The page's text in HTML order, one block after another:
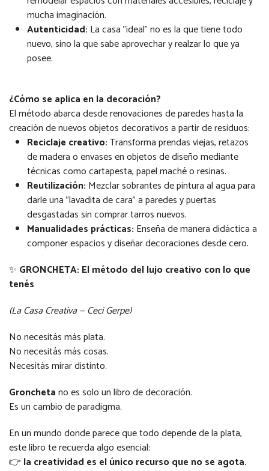
mucha imaginación.
Autenticidad: La casa "ideal" no es la que tiene todo
nuevo, sino la que sabe aprovechar y realzar lo que ya
posee.
¿Cómo se aplica en la decoración?
El método abarca desde renovaciones de paredes hasta la
creación de nuevos objetos decorativos a partir de residuos:
Reciclaje creativo:Transforma prendas viejas, retazos
de madera o envases en objetos de diseño mediante
técnicas como cartapesta, papel maché o resinas.
Reutilización: Mezclar sobrantes de pintura al agua para
darle una "lavadita de cara" a paredes y puertas
desgastadas sin comprar tarros nuevos.
Manualidades prácticas: Enseña de manera didáctica a
componer espacios y diseñar decoraciones desde cero.
✨ GRONCHETA: El método del lujo creativo con lo que
tenés
(La Casa Creativa — Ceci Gerpe)
No necesitás más plata.
No necesitás más cosas.
Necesitás mirar distinto.
Gronchetano es solo un libro de decoración.
Es un cambio de paradigma.
En un mundo donde parece que todo depende de la plata,
este libro te recuerda algo esencial:
👉 la creatividad es el único recurso que no se agota.